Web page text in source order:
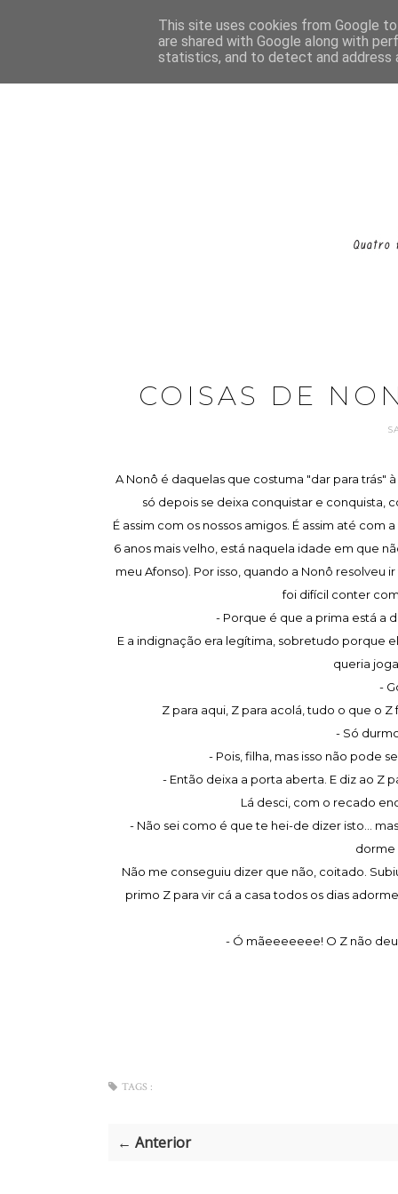
COISAS DE
A Nonô é daquelas que costuma "dar para trás"
só depois se deixa conquistar e conquista,
É assim com os nossos amigos. É assim até com
6 anos mais velho, está naquela idade em que
meu Afonso). Por isso, quando a Nonô resolveu
foi difícil conter
- Porque é que a prima está a
E a indignação era legítima, sobretudo porque
queria
-
Z para aqui, Z para acolá, tudo o que o
- Só
- Pois, filha, mas isso não pode
- Então deixa a porta aberta. E diz ao Z
Lá desci, com o recado
- Não sei como é que te hei-de dizer isto...
dorme
Não me conseguiu dizer que não, coitado.
primo Z para vir cá a casa todos os dias
- Ó mãeeeeeee! O Z não
TAGS :
← Anterior
This site uses cookies from Google
are shared with Google along with
statistics, and to detect and address